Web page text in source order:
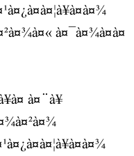
à¤¯à¤¾à¤à¤
à¤¨à¥